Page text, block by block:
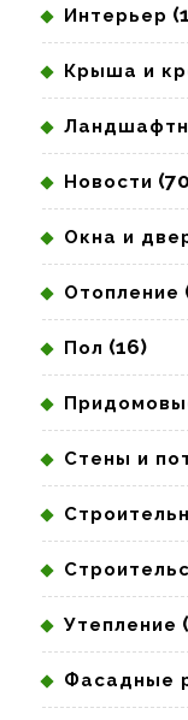
Интерьер
Крыша и
Новости
Окна и
Отопление
Пол (16)
Стены и
Утепление
Фасадные